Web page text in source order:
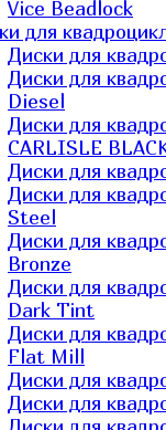
Vice Beadlock
для
Диски для
Диски для
Diesel
Диски для
CARLISLE
Диски для
Диски для
Steel
Диски для
Bronze
Диски для
Dark Tint
Диски для
Flat Mill
Диски для
Диски для